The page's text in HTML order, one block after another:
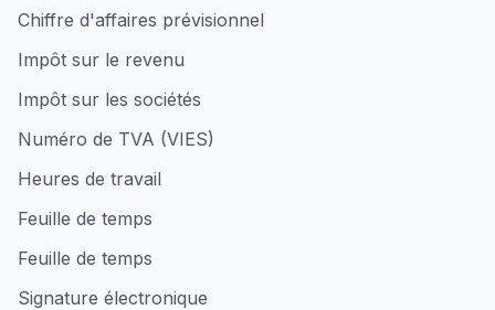
Chiffre d'affaires prévisionnel
Impôt sur le revenu
Impôt sur les sociétés
Numéro de TVA (VIES)
Heures de travail
Feuille de temps
Feuille de temps
Signature électronique